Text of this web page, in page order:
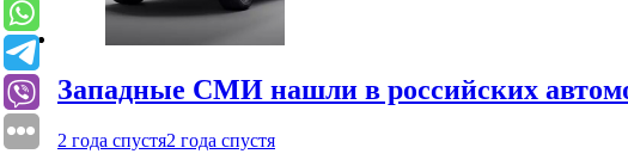
Западные СМИ нашли в российских
2 года спустя2 года спустя